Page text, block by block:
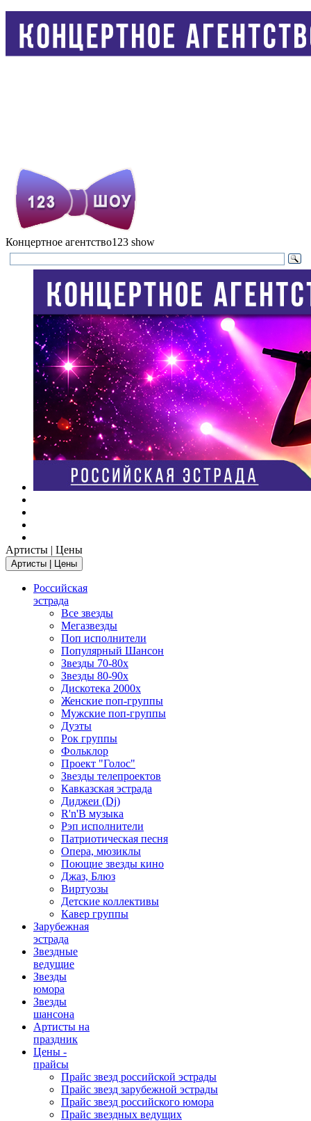
Концертное агентство123 show
Артисты | Цены
Артисты | Цены
Российская
эстрада
Все звезды
Мегазвезды
Поп исполнители
Популярный Шансон
Звезды 70-80х
Звезды 80-90х
Дискотека 2000х
Женские поп-группы
Мужские поп-группы
Дуэты
Рок группы
Фольклор
Проект "Голос"
Звезды телепроектов
Кавказская эстрада
Диджеи (Dj)
R'n'B музыка
Рэп исполнители
Патриотическая песня
Опера, мюзиклы
Поющие звезды кино
Джаз, Блюз
Виртуозы
Детские коллективы
Кавер группы
Зарубежная
эстрада
Звездные
ведущие
Звезды
юмора
Звезды
шансона
Артисты на
праздник
Цены -
прайсы
Прайс звезд российской эстрады
Прайс звезд зарубежной эстрады
Прайс звезд российского юмора
Прайс звездных ведущих